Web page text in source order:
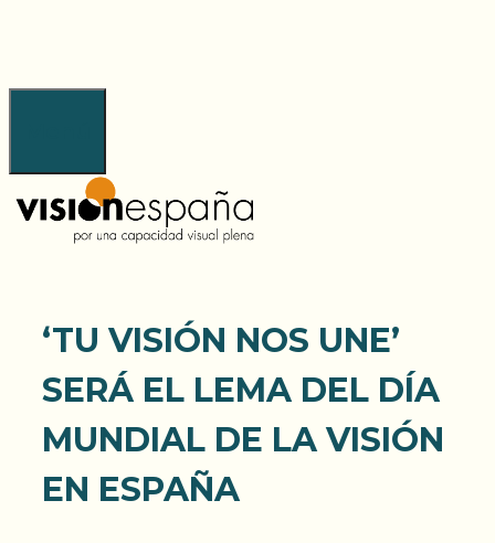
‘TU VISIÓN NOS UNE’
SERÁ EL LEMA DEL DÍA
MUNDIAL DE LA VISIÓN
EN ESPAÑA